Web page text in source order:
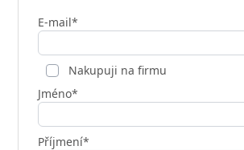
E-mail*
Nakupuji na firmu
Jméno*
Příjmení*